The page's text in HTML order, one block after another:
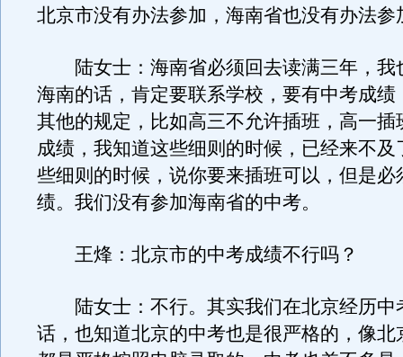
北京市没有办法参加，海南省也没有办法参
陆女士：海南省必须回去读满三年，我
海南的话，肯定要联系学校，要有中考成绩
其他的规定，比如高三不允许插班，高一插
成绩，我知道这些细则的时候，已经来不及
些细则的时候，说你要来插班可以，但是必
绩。我们没有参加海南省的中考。
王烽：北京市的中考成绩不行吗？
陆女士：不行。其实我们在北京经历中
话，也知道北京的中考也是很严格的，像北